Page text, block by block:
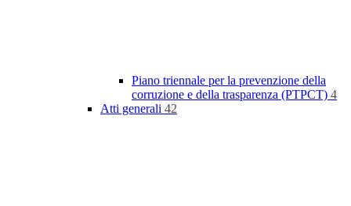
Piano triennale per la prevenzione della
corruzione e della trasparenza (PTPCT) 4
Atti generali 42